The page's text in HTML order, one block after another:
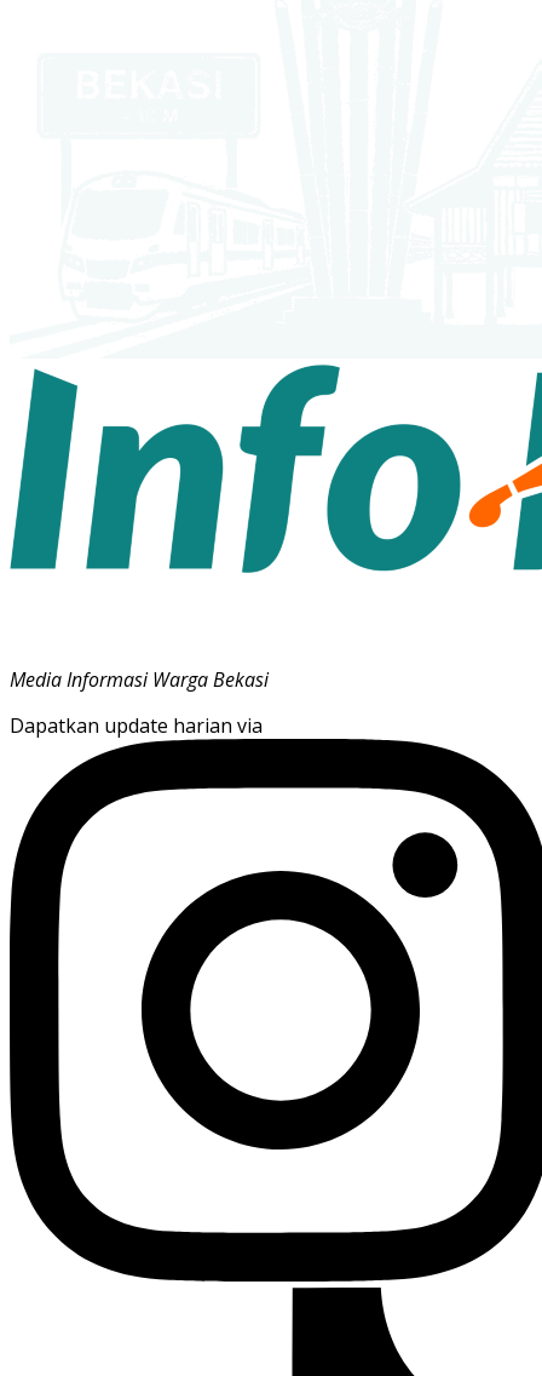
Media Informasi Warga Bekasi
Dapatkan update harian via